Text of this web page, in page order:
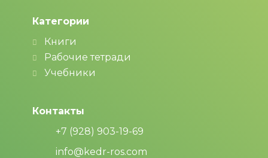
Категории
Книги
Рабочие тетради
Учебники
Контакты
+7 (928) 903-19-69
info@kedr-ros.com